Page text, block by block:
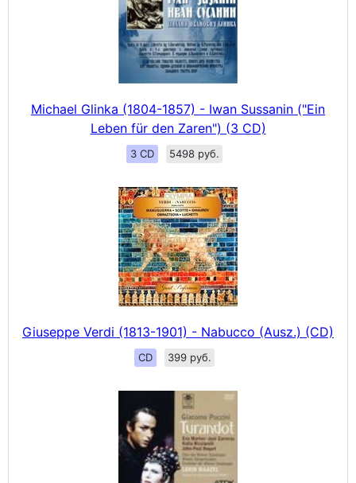
Michael Glinka (1804-1857) - Iwan Sussanin ("Ein
Leben für den Zaren") (3 CD)
3 CD 5498 руб.
Giuseppe Verdi (1813-1901) - Nabucco (Ausz.) (CD)
CD 399 руб.